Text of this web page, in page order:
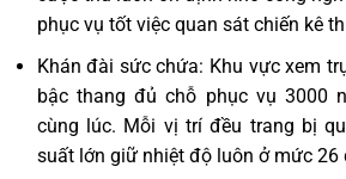
phục vụ tốt việc quan sát chiến kê
Khán đài sức chứa: Khu vực xem
bậc thang đủ chỗ phục vụ 3000
cùng lúc. Mỗi vị trí đều trang bị
suất lớn giữ nhiệt độ luôn ở mức 26